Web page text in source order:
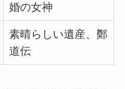
婚の女神
素晴らしい遺産、鄭
道伝